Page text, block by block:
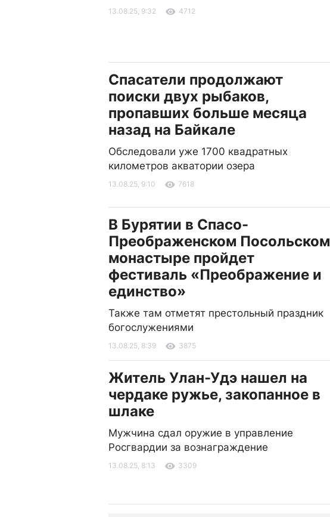
13.08.25, 9:32 4712
Спасатели продолжают
поиски двух рыбаков,
пропавших больше месяца
назад на Байкале
Обследовали уже 1700 квадратных
километров акватории озера
13.08.25, 9:10 7618
В Бурятии в Спасо-
Преображенском Посольском
монастыре пройдет
фестиваль «Преображение и
единство»
Также там отметят престольный праздник
богослужениями
13.08.25, 8:39 3875
Житель Улан-Удэ нашел на
чердаке ружье, закопанное в
шлаке
Мужчина сдал оружие в управление
Росгвардии за вознаграждение
13.08.25, 8:13 3309